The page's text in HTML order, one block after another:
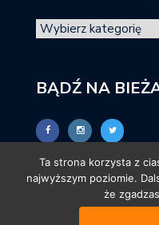
BĄDŹ NA
Ta strona korzysta z
najwyższym poziomie.
że